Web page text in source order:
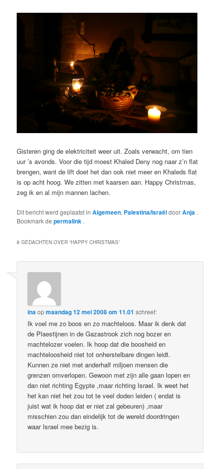
Gisteren ging de elektriciteit weer uit. Zoals verwacht, om tien
uur ’s avonds. Voor die tijd moest Khaled Deny nog naar z’n flat
brengen, want de lift doet het dan ook niet meer en Khaleds flat
is op acht hoog. We zitten met kaarsen aan. Happy Christmas,
zeg ik en al mijn mannen lachen.
Dit bericht werd geplaatst inAlgemeen, Palestina/IsraëldoorAnja .
Bookmark depermalink .
8 GEDACHTEN OVER “HAPPY CHRISTMAS”
inaopmaandag 12 mei 2008 om 11.01 schreef:
Ik voel me zo boos en zo machteloos. Maar ik denk dat
de Plaestijnen in de Gazastrook zich nog bozer en
machtelozer voelen. Ik hoop dat die boosheid en
machteloosheid niet tot onherstelbare dingen leidt.
Kunnen ze niet met anderhalf miljoen mensen die
grenzen omverlopen. Gewoon met zijn alle gaan lopen en
dan niet richting Egypte ,maar richting Israel. Ik weet het
het kan niet het zou tot te veel doden leiden ( endat is
juist wat ik hoop dat er niet zal gebeuren) ,maar
misschien zou dan eindelijk tot de wereld doordringen
waar Israel mee bezig is.